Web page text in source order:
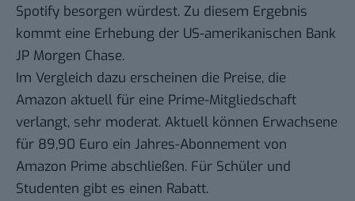
Spotify besorgen würdest. Zu diesem Ergebnis
kommt eine Erhebung der US-amerikanischen Bank
JP Morgen Chase.
Im Vergleich dazu erscheinen die Preise, die
Amazon aktuell für eine Prime-Mitgliedschaft
verlangt, sehr moderat. Aktuell können Erwachsene
für 89,90 Euro ein Jahres-Abonnement von
Amazon Prime abschließen. Für Schüler und
Studenten gibt es einen Rabatt.